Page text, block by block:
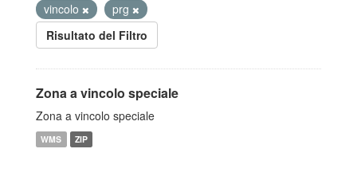
vincolo
prg
Risultato del Filtro
Zona a vincolo speciale
Zona a vincolo speciale
WMS ZIP